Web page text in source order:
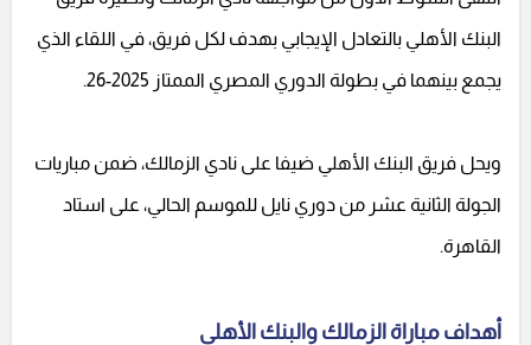
البنك الأهلي بالتعادل الإيجابي بهدف لكل فريق، في اللقاء الذي
يجمع بينهما في بطولة الدوري المصري الممتاز 2025-26.
ويحل فريق البنك الأهلي ضيفا على نادي الزمالك، ضمن مباريات
الجولة الثانية عشر من دوري نايل للموسم الحالي، على استاد
القاهرة.
أهداف مباراة الزمالك والبنك الأهلي